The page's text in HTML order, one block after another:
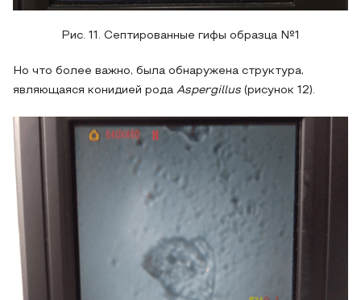
Рис. 11. Септированные гифы образца №1
Но что более важно, была обнаружена структура,
являющаяся конидией рода Aspergillus (рисунок 12).